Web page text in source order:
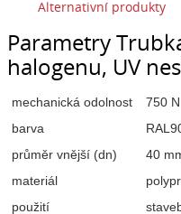
Alternativní produkty
Parametry
halogenu, UV
mechanická odolnost
750 N
barva
průměr vnější (dn)
40
materiál
použití